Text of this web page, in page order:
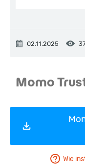
02.11.2025
Wie